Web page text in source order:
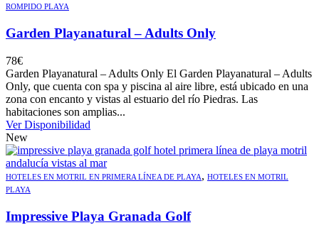
ROMPIDO PLAYA
Garden Playanatural – Adults Only
78€
Garden Playanatural – Adults Only El Garden Playanatural – Adults
Only, que cuenta con spa y piscina al aire libre, está ubicado en una
zona con encanto y vistas al estuario del río Piedras. Las
habitaciones son amplias...
Ver Disponibilidad
New
HOTELES EN MOTRIL EN PRIMERA LÍNEA DE PLAYA, HOTELES EN MOTRIL
PLAYA
Impressive Playa Granada Golf